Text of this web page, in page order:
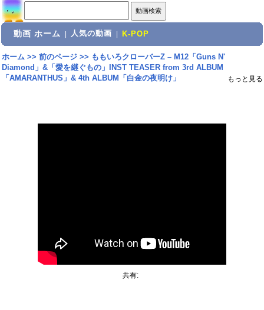
動画 ホーム 人気の動画 K-POP
ホーム>> 前のページ>> ももいろクローバーZ – M12「Guns N'
Diamond」&「愛を継ぐもの」INST TEASER from 3rd ALBUM
「AMARANTHUS」& 4th ALBUM「白金の夜明け」
もっと見る
共有: